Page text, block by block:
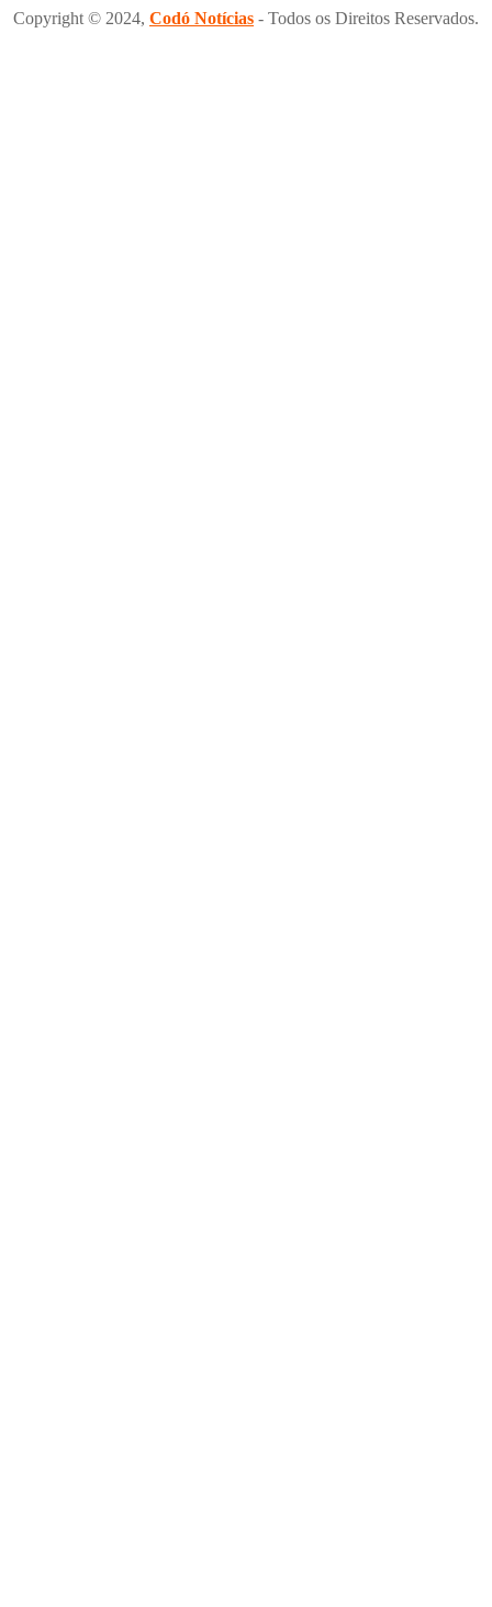
Copyright © 2024, Codó Notícias - Todos os Direitos Reservados.